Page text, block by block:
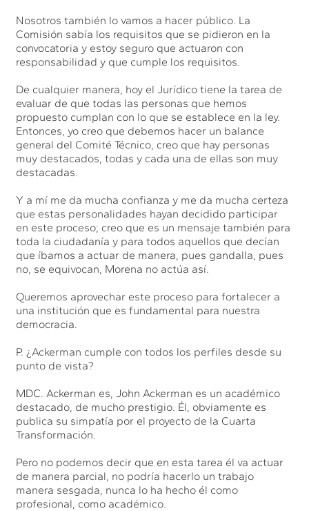
Nosotros también lo vamos a hacer público. La
Comisión sabía los requisitos que se pidieron en la
convocatoria y estoy seguro que actuaron con
responsabilidad y que cumple los requisitos.
De cualquier manera, hoy el Jurídico tiene la tarea de
evaluar de que todas las personas que hemos
propuesto cumplan con lo que se establece en la ley.
Entonces, yo creo que debemos hacer un balance
general del Comité Técnico, creo que hay personas
muy destacados, todas y cada una de ellas son muy
destacadas.
Y a mí me da mucha confianza y me da mucha certeza
que estas personalidades hayan decidido participar
en este proceso; creo que es un mensaje también para
toda la ciudadanía y para todos aquellos que decían
que íbamos a actuar de manera, pues gandalla, pues
no, se equivocan, Morena no actúa así.
Queremos aprovechar este proceso para fortalecer a
una institución que es fundamental para nuestra
democracia.
P. ¿Ackerman cumple con todos los perfiles desde su
punto de vista?
MDC. Ackerman es, John Ackerman es un académico
destacado, de mucho prestigio. Él, obviamente es
publica su simpatía por el proyecto de la Cuarta
Transformación.
Pero no podemos decir que en esta tarea él va actuar
de manera parcial, no podría hacerlo un trabajo
manera sesgada, nunca lo ha hecho él como
profesional, como académico.